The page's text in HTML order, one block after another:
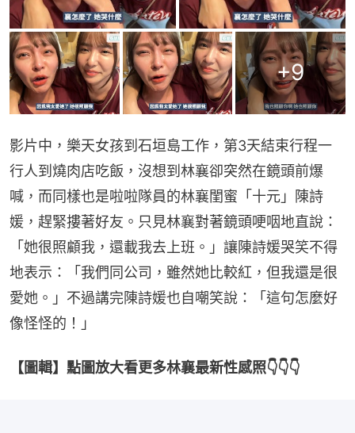
+9
影片中，樂天女孩到石垣島工作，第3天結束行程一
行人到燒肉店吃飯，沒想到林襄卻突然在鏡頭前爆
喊，而同樣也是啦啦隊員的林襄閨蜜「十元」陳詩
媛，趕緊摟著好友。只見林襄對著鏡頭哽咽地直說：
「她很照顧我，還載我去上班。」讓陳詩媛哭笑不得
地表示：「我們同公司，雖然她比較紅，但我還是很
愛她。」不過講完陳詩媛也自嘲笑說：「這句怎麼好
像怪怪的！」
【圖輯】點圖放大看更多林襄最新性感照👇👇👇